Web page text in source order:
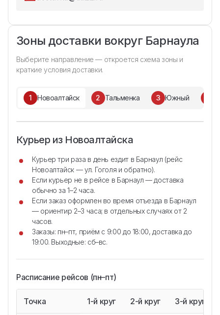
Зоны доставки вокруг Барнаула
Выберите направление — откроется схема зоны и
краткие условия доставки.
1 Новоалтайск 2 Тальменка 3 Южный
Курьер из Новоалтайска
Курьер три раза в день ездит в Барнаул (рейс
Новоалтайск — ул. Гоголя и обратно).
Если курьер не в рейсе в Барнаул — доставка
обычно за 1–2 часа.
Если заказ оформлен во время отъезда в Барнаул
— ориентир 2–3 часа; в отдельных случаях от 2
часов.
Заказы: пн–пт, приём с 9:00 до 18:00, доставка до
19:00. Выходные: сб–вс.
Расписание рейсов (пн–пт)
Точка 1-й круг 2-й круг 3-й круг